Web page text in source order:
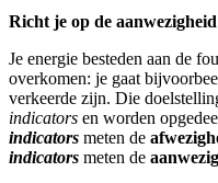
Richt je op de
Je energie besteden aan de
overkomen: je gaat
verkeerde zijn. Die
indicators en worden
indicators meten de
indicators meten de